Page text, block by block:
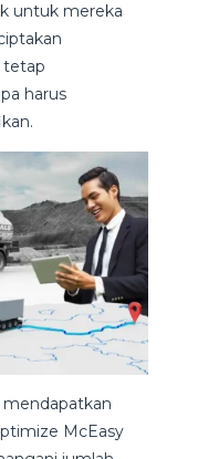
untuk mereka
tetap
harus
McEasy